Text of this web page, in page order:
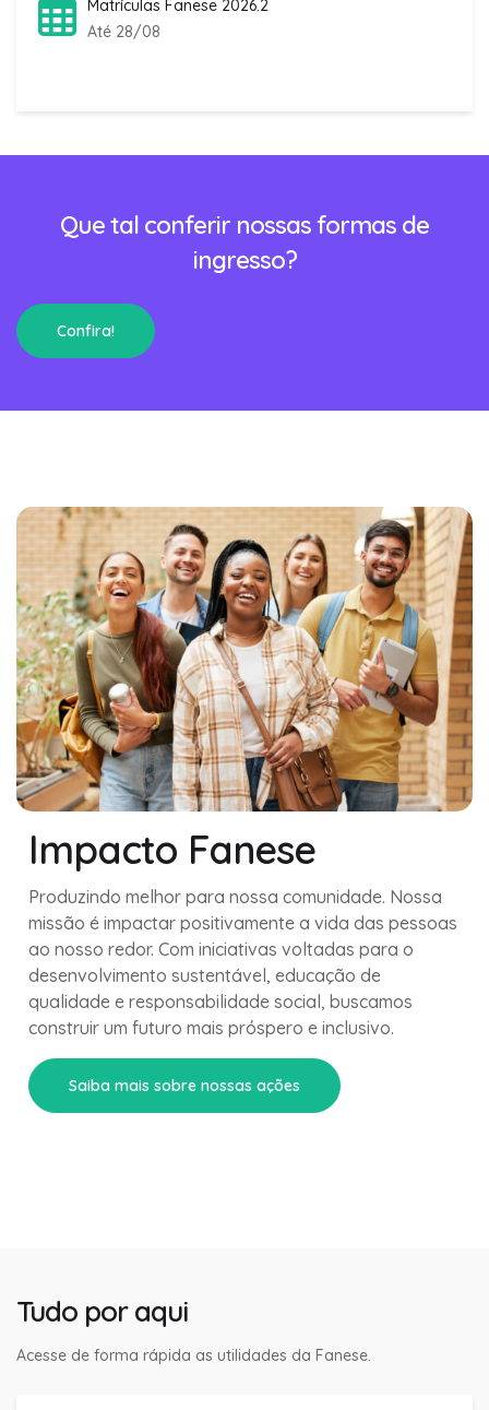
Matrículas Fanese 2026.2
Até 28/08
Que tal conferir nossas formas de
ingresso?
Confira!
Impacto Fanese
Produzindo melhor para nossa comunidade. Nossa
missão é impactar positivamente a vida das pessoas
ao nosso redor. Com iniciativas voltadas para o
desenvolvimento sustentável, educação de
qualidade e responsabilidade social, buscamos
construir um futuro mais próspero e inclusivo.
Saiba mais sobre nossas ações
Tudo por aqui
Acesse de forma rápida as utilidades da Fanese.